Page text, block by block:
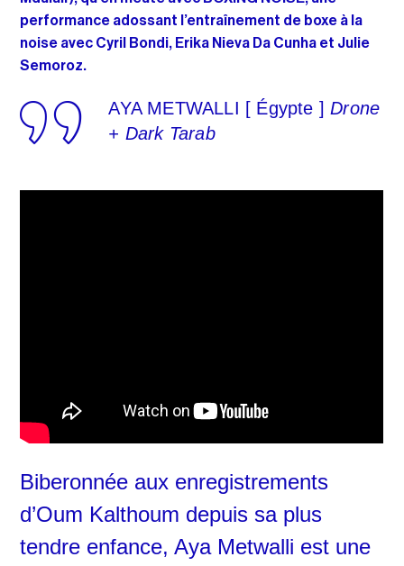
performance adossant l’entraînement de boxe à la
noise avec Cyril Bondi, Erika Nieva Da Cunha et Julie
Semoroz.
AYA METWALLI [ Égypte ]Drone
+ Dark Tarab
Biberonnée aux enregistrements
d’Oum Kalthoum depuis sa plus
tendre enfance, Aya Metwalli est une